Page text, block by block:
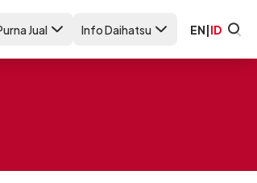
Jual Info Daihatsu EN|ID